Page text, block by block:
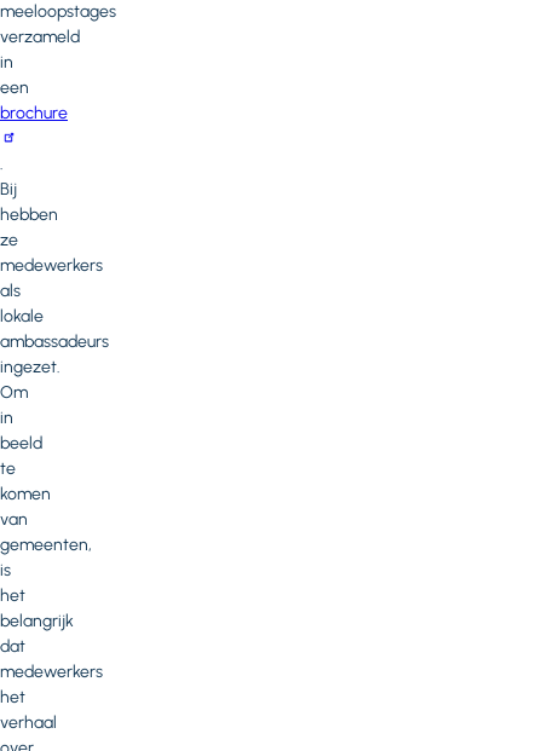
meeloopstages
verzameld
in
een
brochure
.
Bij
hebben
ze
medewerkers
als
lokale
ambassadeurs
ingezet.
Om
in
beeld
te
komen
van
gemeenten,
is
het
belangrijk
dat
medewerkers
het
verhaal